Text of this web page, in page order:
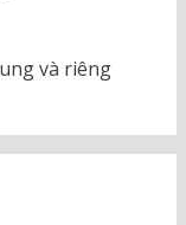
và riêng